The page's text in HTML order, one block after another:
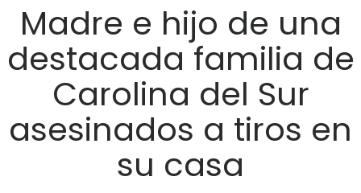
Madre e hijo de una
destacada familia de
Carolina del Sur
asesinados a tiros en
su casa